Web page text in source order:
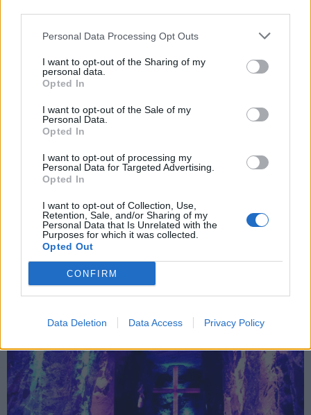
Personal Data Processing Opt Outs
I want to opt-out of the Sharing of my
personal data.
Opted In
I want to opt-out of the Sale of my
Personal Data.
Opted In
I want to opt-out of processing my
Personal Data for Targeted Advertising.
Opted In
I want to opt-out of Collection, Use,
Retention, Sale, and/or Sharing of my
Personal Data that Is Unrelated with the
Purposes for which it was collected.
Opted Out
CONFIRM
Data Deletion Data Access Privacy Policy
Ιακωβίδη"
Αποδέχομαι τους
και την πολιτική απορρήτου
X